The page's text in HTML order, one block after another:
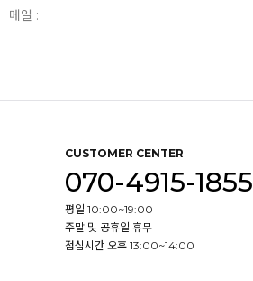
메일 :
CUSTOMER CENTER
070-4915-1855
평일 10:00~19:00
주말 및 공휴일 휴무
점심시간 오후 13:00~14:00